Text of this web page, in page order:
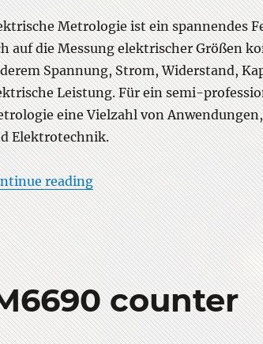
Metrologie ist ein spannendes
auf die Messung elektrischer Größen
Spannung, Strom, Widerstand,
Leistung. Für ein semi-
eine Vielzahl von
Elektrotechnik.
reading“Elektrische Metrologie als
counter